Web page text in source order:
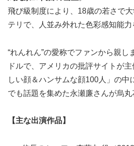
飛び級制度により、18歳の若さで
テリで、人並み外れた色彩感知能力
“れんれん”の愛称でファンから親し
ドルで、アメリカの批評サイトが
しい顔＆ハンサムな顔100人」の中
でも話題を集めた永瀬廉さんが烏丸
【主な出演作品】